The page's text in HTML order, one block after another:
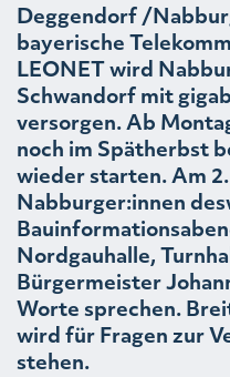
Deggendorf /
bayerische
LEONET wird
Schwandorf mit
versorgen. Ab
noch im Spätherbst
wieder starten. Am
Nabburger:innen
Nordgauhalle,
Bürgermeister
Worte sprechen.
wird für Fragen zur
stehen.